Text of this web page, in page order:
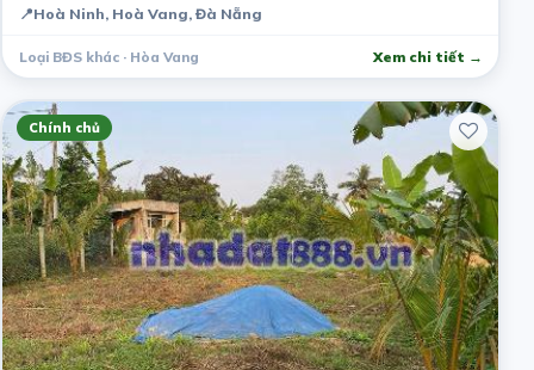
📍Hoà Ninh, Hoà Vang, Đà Nẵng
Loại BĐS khác · Hòa Vang Xem chi tiết →
Chính chủ